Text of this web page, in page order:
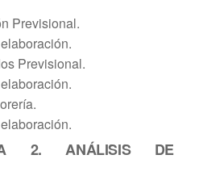
Previsional.
Previsional.
2. ANÁLISIS DE